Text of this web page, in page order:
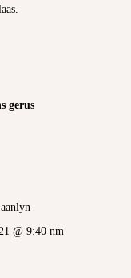
gerus
@ 9:40 nm